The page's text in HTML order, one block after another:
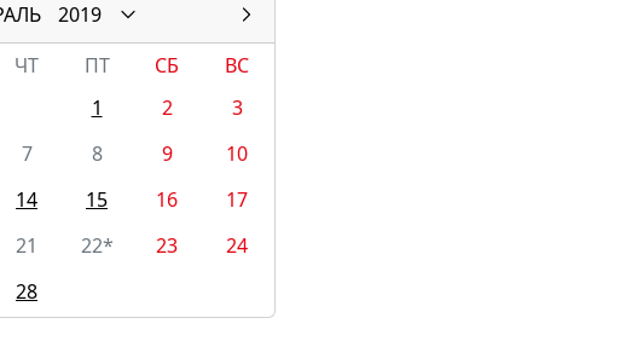
2019
ЧТ ПТ СБ
ВС
1
2
3
7 8 9
10
14 15 16
17
21 22* 23
24
28